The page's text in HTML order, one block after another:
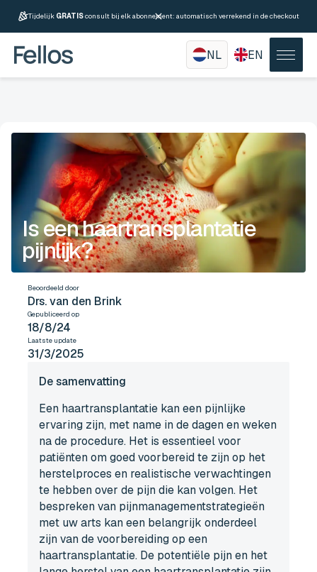
Tijdelijk GRATISconsult bij elk abonnement: automatisch verrekend in de checkout
NL EN
Is een haartransplantatie
pijnlijk?
Beoordeeld door
Drs. van den Brink
Gepubliceerd op
18/8/24
Laatste update
31/3/2025
De samenvatting
Een haartransplantatie kan een pijnlijke
ervaring zijn, met name in de dagen en weken
na de procedure. Het is essentieel voor
patiënten om goed voorbereid te zijn op het
herstelproces en realistische verwachtingen
te hebben over de pijn die kan volgen. Het
bespreken van pijnmanagementstrategieën
met uw arts kan een belangrijk onderdeel
zijn van de voorbereiding op een
haartransplantatie. De potentiële pijn en het